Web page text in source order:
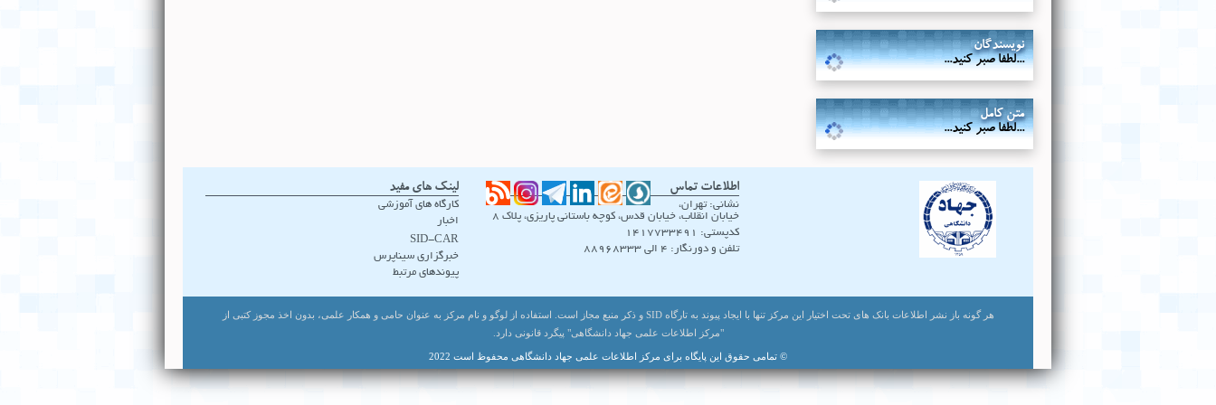
نویسندگان
...لطفا صبر کنید...
متن کامل
...لطفا صبر کنید...
اطلاعات تماس
نشانی: تهران،
خیابان انقلاب، خیابان قدس، کوچه باستانی پاریزی، پلاک ۸
کدپستی: 1417733491
تلفن و دورنگار: 4 الی 88968333
لینک های مفید
کارگاه های آموزشی
اخبار
SID-CAR
خبرگزاری سیناپرس
پیوندهای مرتبط
هر گونه باز نشر اطلاعات بانک های تحت اختیار این مرکز تنها با ایجاد پیوند به تارگاه SID و ذکر منبع مجاز است. استفاده از لوگو و نام مرکز به عنوان حامی و همکار علمی، بدون اخذ مجوز کتبی از
"مرکز اطلاعات علمی جهاد دانشگاهی" پیگرد قانونی دارد.
© تمامی حقوق این پایگاه برای مرکز اطلاعات علمی جهاد دانشگاهی محفوظ است 2022